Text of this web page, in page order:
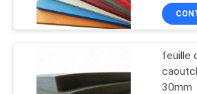
feuille
30mm